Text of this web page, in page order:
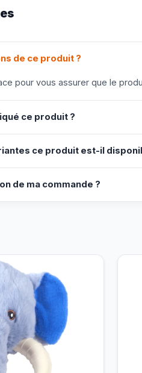
de ce produit ?
pour vous assurer que le
ce produit ?
ce produit est-il
de ma commande ?